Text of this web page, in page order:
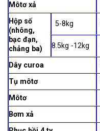
Môtơ xả
Hộp số
(nhông,
bạc đạn,
chảng ba)
5-8kg
8.5kg -12kg
Dây curoa
Tụ môtơ
Môtơ
Bơm xả